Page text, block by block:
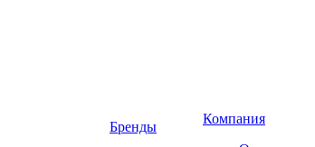
Бренды
Компания